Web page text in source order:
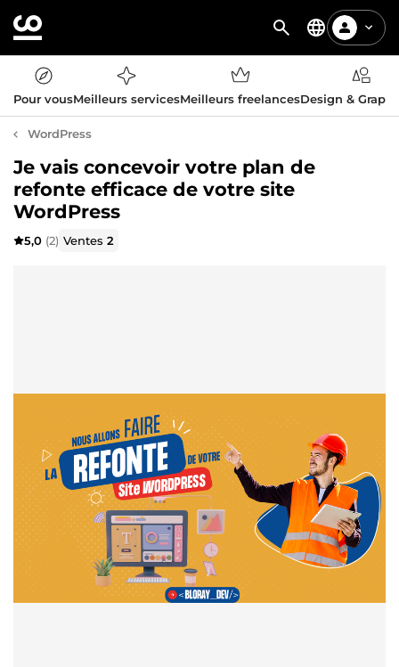
Pour vousMeilleurs servicesMeilleurs freelancesDesign &
WordPress
Je vais concevoir votre plan de
refonte efficace de votre site
WordPress
5,0 (2) Ventes2